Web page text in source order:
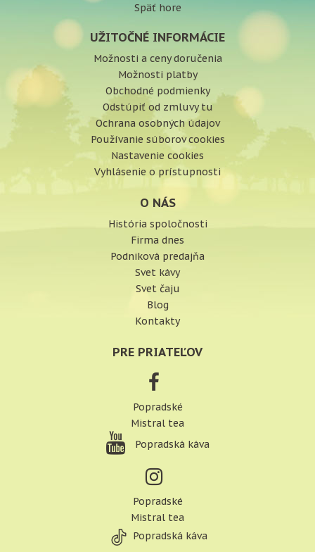
Späť hore
UŽITOČNÉ INFORMÁCIE
Možnosti a ceny doručenia
Možnosti platby
Obchodné podmienky
Odstúpiť od zmluvy tu
Ochrana osobných údajov
Používanie súborov cookies
Nastavenie cookies
Vyhlásenie o prístupnosti
O NÁS
História spoločnosti
Firma dnes
Podniková predajňa
Svet kávy
Svet čaju
Blog
Kontakty
PRE PRIATEĽOV
Popradské
Mistral tea
Popradská káva
Popradské
Mistral tea
Popradská káva